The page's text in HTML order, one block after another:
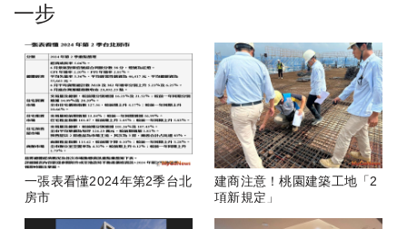
一步
一張表看懂2024年第2季台北
房市
建商注意！桃園建築工地「2
項新規定」